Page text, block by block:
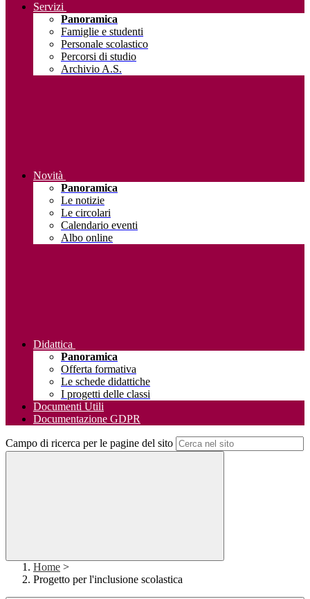
Servizi
Panoramica
Famiglie e studenti
Personale scolastico
Percorsi di studio
Archivio A.S.
Novità
Panoramica
Le notizie
Le circolari
Calendario eventi
Albo online
Didattica
Panoramica
Offerta formativa
Le schede didattiche
I progetti delle classi
Documenti Utili
Documentazione GDPR
Campo di ricerca per le pagine del sito
Home >
Progetto per l'inclusione scolastica